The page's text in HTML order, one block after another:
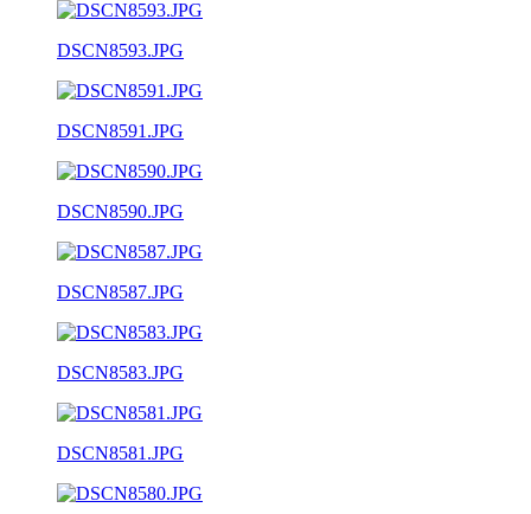
DSCN8593.JPG
DSCN8591.JPG
DSCN8590.JPG
DSCN8587.JPG
DSCN8583.JPG
DSCN8581.JPG